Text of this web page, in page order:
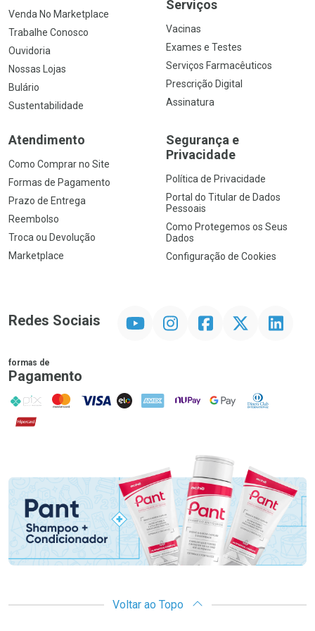
Venda No Marketplace
Trabalhe Conosco
Ouvidoria
Nossas Lojas
Bulário
Sustentabilidade
Serviços
Vacinas
Exames e Testes
Serviços Farmacêuticos
Prescrição Digital
Assinatura
Atendimento
Como Comprar no Site
Formas de Pagamento
Prazo de Entrega
Reembolso
Troca ou Devolução
Marketplace
Segurança e
Privacidade
Política de Privacidade
Portal do Titular de Dados
Pessoais
Como Protegemos os Seus
Dados
Configuração de Cookies
Redes Sociais InstagramFacebookTwitter Linkedin
formas de
Pagamento
PIX MasterCard
VISA ELO AMEX NuPay Google PayDiners Club
Hipercard
Promoção em Destaque
Voltar ao Topo